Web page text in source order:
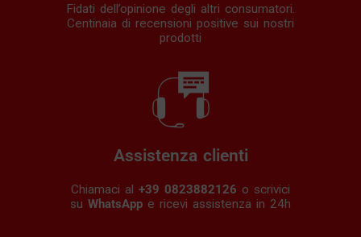
Fidati dell’opinione degli altri consumatori.
Centinaia di recensioni positive sui nostri
prodotti
Assistenza clienti
Chiamaci al +39 0823882126 o scrivici
su WhatsApp e ricevi assistenza in 24h